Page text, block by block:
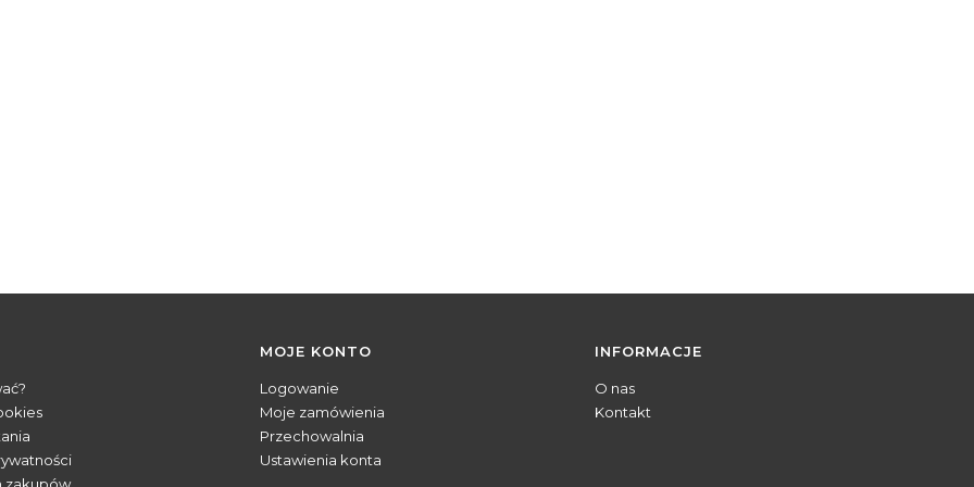
zakupów
MOJE KONTO
Logowanie
Moje zamówienia
Przechowalnia
Ustawienia konta
INFORMACJE
O nas
Kontakt